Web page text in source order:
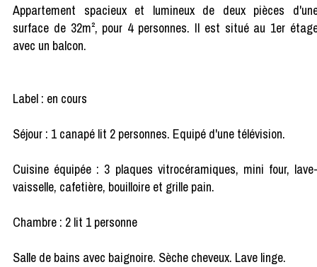
Appartement spacieux et lumineux de deux pièces
surface de 32m², pour 4 personnes. Il est situé au 1er
avec un balcon.
Label : en cours
Séjour : 1 canapé lit 2 personnes. Equipé d'une télévision.
Cuisine équipée : 3 plaques vitrocéramiques, mini four,
vaisselle, cafetière, bouilloire et grille pain.
Chambre : 2 lit 1 personne
Salle de bains avec baignoire. Sèche cheveux. Lave linge.